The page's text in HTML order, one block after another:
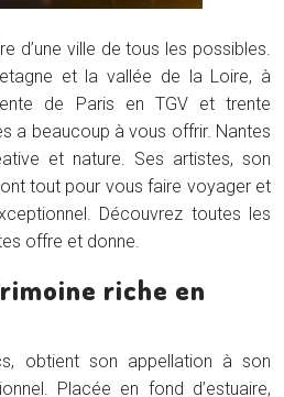
d’une ville de tous les possibles.
et la vallée de la Loire, à
de Paris en TGV et trente
a beaucoup à vous offrir. Nantes
et nature. Ses artistes, son
tout pour vous faire voyager et
Découvrez toutes les
offre et donne.
riche en
obtient son appellation à son
Placée en fond d’estuaire,